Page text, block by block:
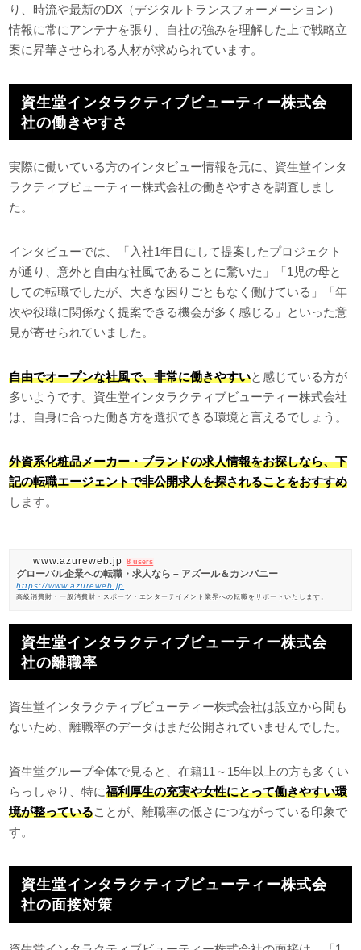
り、時流や最新のDX（デジタルトランスフォーメーション）
情報に常にアンテナを張り、自社の強みを理解した上で戦略立
案に昇華させられる人材が求められています。
資生堂インタラクティブビューティー株式会
社の働きやすさ
実際に働いている方のインタビュー情報を元に、資生堂インタ
ラクティブビューティー株式会社の働きやすさを調査しまし
た。
インタビューでは、「入社1年目にして提案したプロジェクト
が通り、意外と自由な社風であることに驚いた」「1児の母と
しての転職でしたが、大きな困りごともなく働けている」「年
次や役職に関係なく提案できる機会が多く感じる」といった意
見が寄せられていました。
自由でオープンな社風で、非常に働きやすいと感じている方が
多いようです。資生堂インタラクティブビューティー株式会社
は、自身に合った働き方を選択できる環境と言えるでしょう。
外資系化粧品メーカー・ブランドの求人情報をお探しなら、下
記の転職エージェントで非公開求人を探されることをおすすめ
します。
www.azureweb.jp 8 users
グローバル企業への転職・求人なら – アズール＆カンパニー
https://www.azureweb.jp
高級消費財・一般消費財・スポーツ・エンターテイメント業界への転職をサポートいたします。
資生堂インタラクティブビューティー株式会
社の離職率
資生堂インタラクティブビューティー株式会社は設立から間も
ないため、離職率のデータはまだ公開されていませんでした。
資生堂グループ全体で見ると、在籍11～15年以上の方も多くい
らっしゃり、特に福利厚生の充実や女性にとって働きやすい環
境が整っていることが、離職率の低さにつながっている印象で
す。
資生堂インタラクティブビューティー株式会
社の面接対策